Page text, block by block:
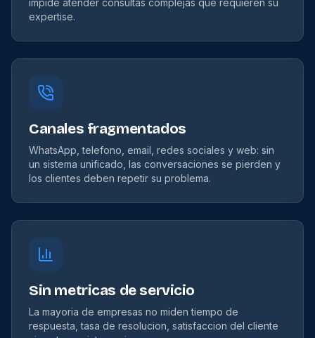
impide atender consultas complejas que requieren su
expertise.
Canales fragmentados
WhatsApp, telefono, email, redes sociales y web: sin
un sistema unificado, las conversaciones se pierden y
los clientes deben repetir su problema.
Sin metricas de servicio
La mayoria de empresas no miden tiempo de
respuesta, tasa de resolucion, satisfaccion del cliente